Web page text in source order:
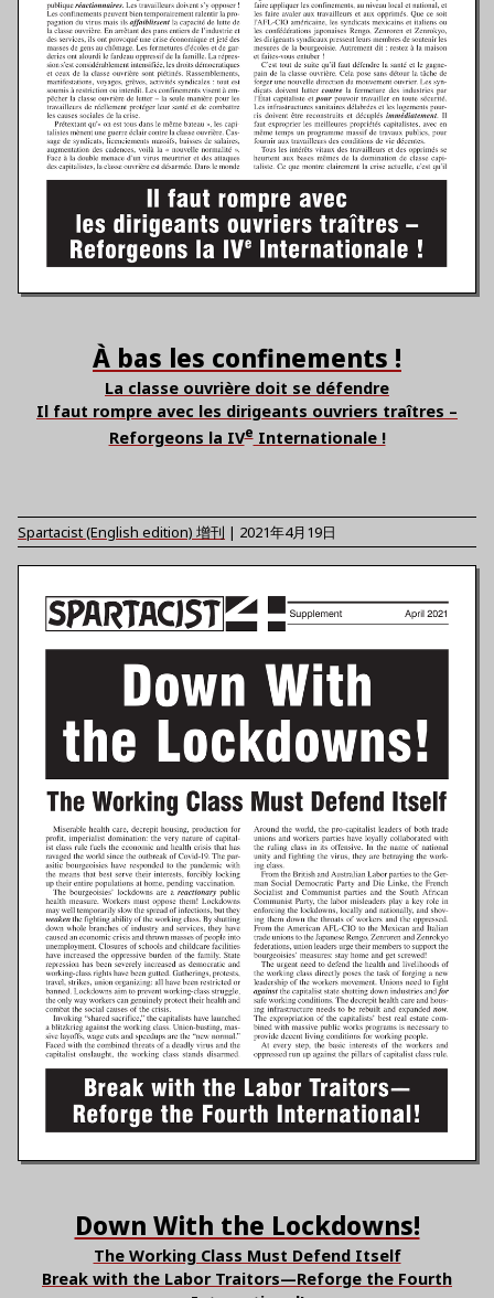
À bas les confinements !
La classe ouvrière doit se défendre
Il faut rompre avec les dirigeants ouvriers traîtres –
Reforgeons la IVeInternationale !
Spartacist (English edition) 增刊 | 2021年4月19日
Down With the Lockdowns!
The Working Class Must Defend Itself
Break with the Labor Traitors—Reforge the Fourth